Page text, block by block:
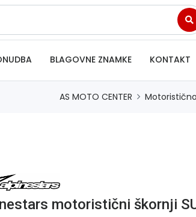
BLAGOVNE ZNAMKE KONTAKT
AS MOTO CENTER
motoristični škornji